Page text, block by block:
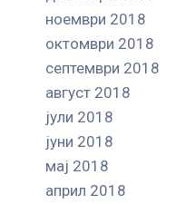
ноември 2018
октомври 2018
септември 2018
август 2018
јули 2018
јуни 2018
мај 2018
април 2018